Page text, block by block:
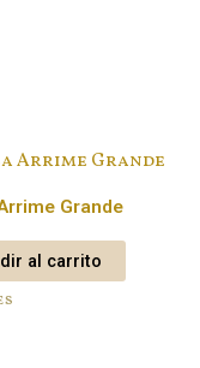
Grande
al carrito